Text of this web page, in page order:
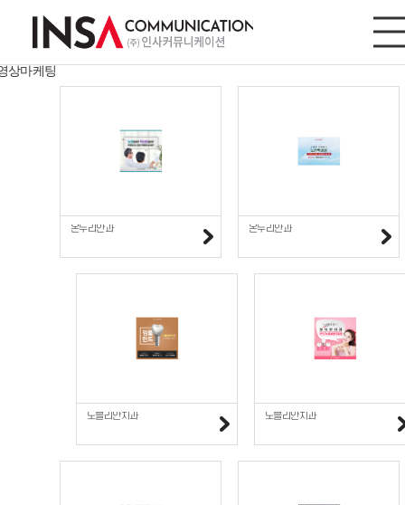
디지털마케팅
이트/모바일
디지털마케팅
상마케팅
온누리안과 온누리안과
노블리안치과 노블리안치과